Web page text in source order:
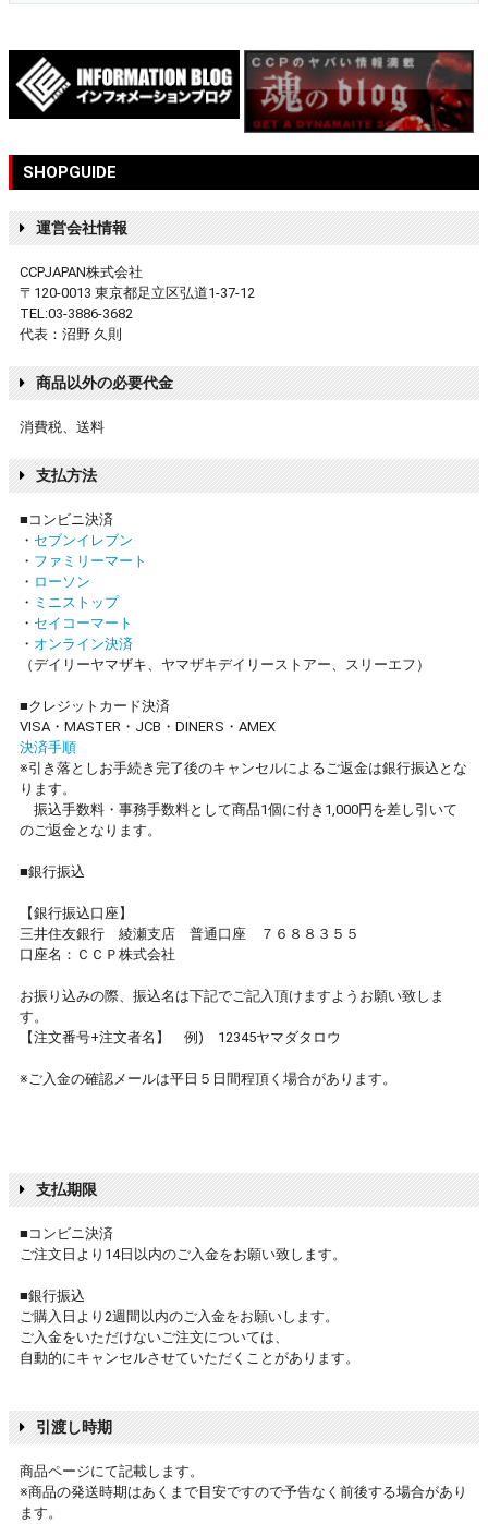
SHOPGUIDE
運営会社情報
CCPJAPAN株式会社
〒120-0013 東京都足立区弘道1-37-12
TEL:03-3886-3682
代表：沼野 久則
商品以外の必要代金
消費税、送料
支払方法
■コンビニ決済
・ セブンイレブン
・ ファミリーマート
・ ローソン
・ ミニストップ
・ セイコーマート
・ オンライン決済
（デイリーヤマザキ、ヤマザキデイリーストアー、スリーエフ）
■クレジットカード決済
VISA・MASTER・JCB・DINERS・AMEX
決済手順
※引き落としお手続き完了後のキャンセルによるご返金は銀行振込とな
ります。
振込手数料・事務手数料として商品1個に付き1,000円を差し引いて
のご返金となります。
■銀行振込
【銀行振込口座】
三井住友銀行 綾瀬支店 普通口座 ７６８８３５５
口座名：ＣＣＰ株式会社
お振り込みの際、振込名は下記でご記入頂けますようお願い致しま
す。
【注文番号+注文者名】 例) 12345ヤマダタロウ
※ご入金の確認メールは平日５日間程頂く場合があります。
支払期限
■コンビニ決済
ご注文日より14日以内のご入金をお願い致します。
■銀行振込
ご購入日より2週間以内のご入金をお願いします。
ご入金をいただけないご注文については、
自動的にキャンセルさせていただくことがあります。
引渡し時期
商品ページにて記載します。
※商品の発送時期はあくまで目安ですので予告なく前後する場合があり
ます。